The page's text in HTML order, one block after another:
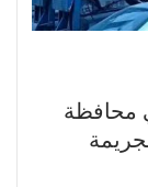
محافظة